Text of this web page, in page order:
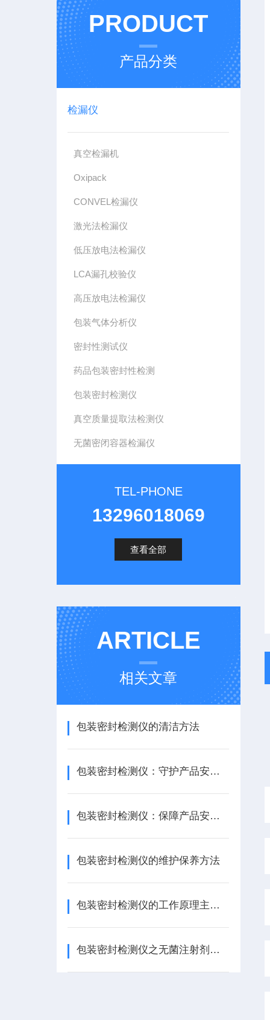
PRODUCT
产品分类
检漏仪
真空检漏机
Oxipack
CONVEL检漏仪
激光法检漏仪
低压放电法检漏仪
LCA漏孔校验仪
高压放电法检漏仪
包装气体分析仪
密封性测试仪
药品包装密封性检测
包装密封检测仪
真空质量提取法检测仪
无菌密闭容器检漏仪
TEL-PHONE
13296018069
查看全部
ARTICLE
相关文章
包装密封检测仪的清洁方法
包装密封检测仪：守护产品安全与品质的“密封卫士”
包装密封检测仪：保障产品安全与质量的“守护者”
包装密封检测仪的维护保养方法
包装密封检测仪的工作原理主要基于压力差和流量检测
包装密封检测仪之无菌注射剂成品的容器密闭性测试（CCIT）